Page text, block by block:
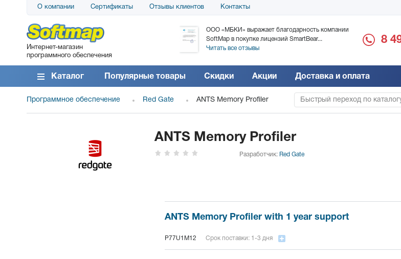
О компании Сертификаты Отзывы клиентов Контакты
Интернет-магазин
программного обеспечения
АО «АТС» благодарит компанию SoftMap за
поставку программного обеспечения SolarWinds
DameWare...
Читать все отзывы
ООО «МБКИ» выражает благодарность компании
SoftMap в покупке лицензий SmartBear...
Читать все отзывы
8
Каталог Популярные товары Скидки Акции Доставка и оплата
Программное обеспечение Red Gate ANTS Memory Profiler Быстрый переход по
ANTS Memory Profiler
Разработчик: Red Gate
ANTS Memory Profiler with 1 year support
P77U1M12 Срок поставки: 1-3 дня